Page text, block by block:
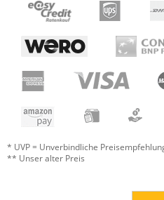
* UVP = Unverbindliche
** Unser alter Preis